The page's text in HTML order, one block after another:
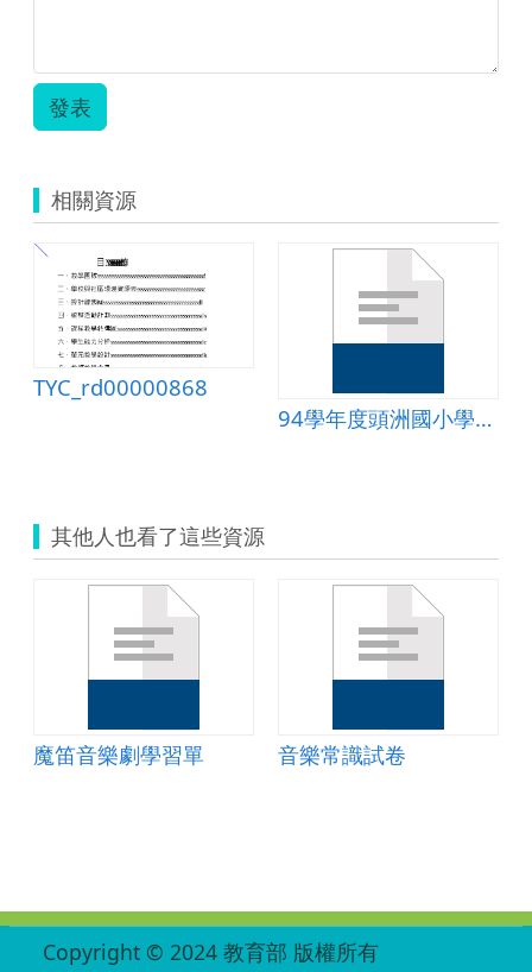
發表
相關資源
TYC_rd00000868
94學年度頭洲國小學校課程計畫
其他人也看了這些資源
魔笛音樂劇學習單 音樂常識試卷
Copyright © 2024 教育部 版權所有